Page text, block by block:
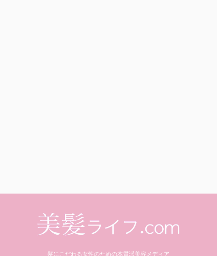
髪にこだわる女性のための本質派美容メディア